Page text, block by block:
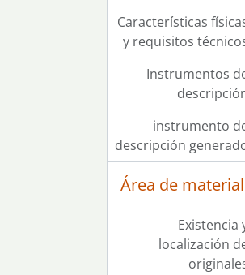
Características
y requisitos
Instrumentos
instrumento
descripción
Área de
Existencia
localización